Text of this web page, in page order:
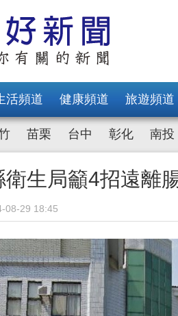
活頻道 健康頻道 旅遊頻道
苗栗 台中 彰化 南投
生局籲4招遠離
08-29 18:45